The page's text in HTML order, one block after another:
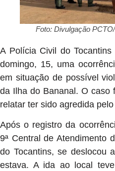
Foto: Divulgação
A Polícia Civil do
domingo, 15, uma
em situação de possível
da Ilha do Bananal. O caso
relatar ter sido agredida
Após o registro da
9ª Central de Atendimento
do Tocantins, se deslocou
estava. A ida ao local